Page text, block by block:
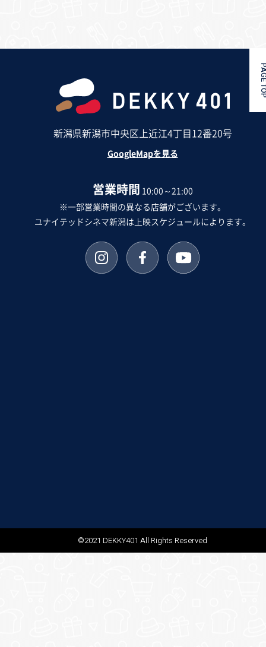
新潟県新潟市中央区上近江4丁目12番20号
GoogleMapを見る
営業時間 10:00～21:00
※一部営業時間の異なる店舗がございます。
ユナイテッドシネマ新潟は上映スケジュールによります。
©2021 DEKKY401 All Rights Reserved